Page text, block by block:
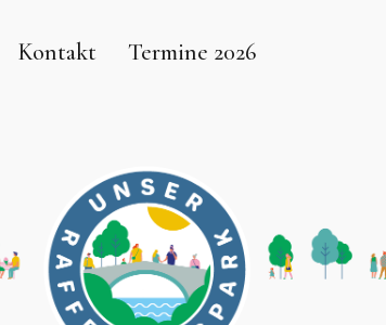
Kontakt Termine 2026
Solbad Raffelberg